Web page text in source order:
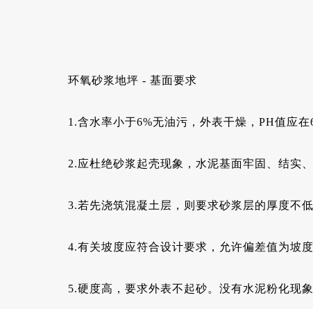
环氧砂浆地坪 - 基面要求
1.含水率小于6%无油污，外表干燥，PH值应
2.应杜绝砂浆起壳现象，水泥基面牢固、结实
3.若先浇筑混凝土层，则要求砂浆层的厚度不
4.有关坡度应符合设计要求，允许偏差值为坡度
5.硬度高，要求外表不起砂。没有水泥粉化现